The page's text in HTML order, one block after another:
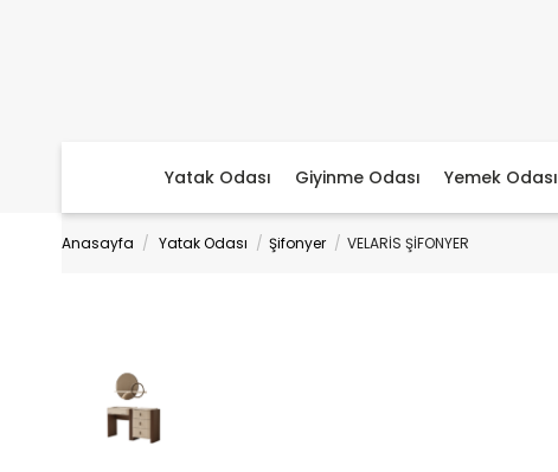
Yatak Odası Giyinme Odası Yemek Odası
Anasayfa Yatak Odası Şifonyer VELARİS ŞİFONYER